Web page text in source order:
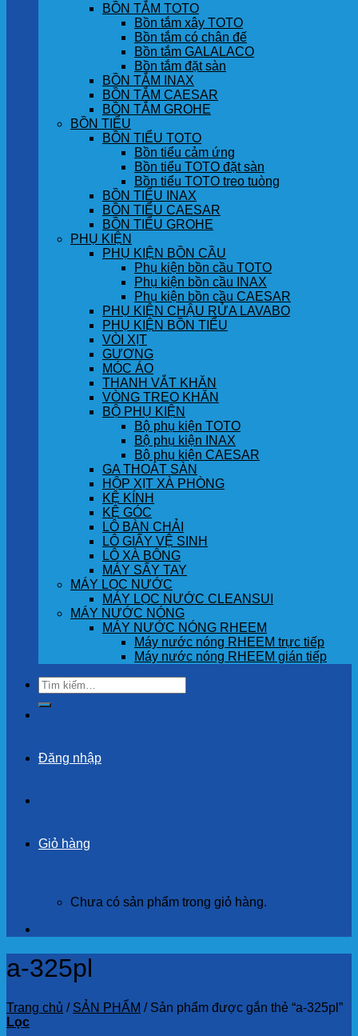
BỒN TẮM TOTO
Bồn tắm xây TOTO
Bồn tắm có chân đế
Bồn tắm GALALACO
Bồn tắm đặt sàn
BỒN TẮM INAX
BỒN TẮM CAESAR
BỒN TẮM GROHE
BỒN TIỂU
BỒN TIỂU TOTO
Bồn tiểu cảm ứng
Bồn tiểu TOTO đặt sàn
Bồn tiểu TOTO treo tuòng
BỒN TIỂU INAX
BỒN TIỂU CAESAR
BỒN TIỂU GROHE
PHỤ KIỆN
PHỤ KIỆN BỒN CẦU
Phụ kiện bồn cầu TOTO
Phụ kiện bồn cầu INAX
Phụ kiện bồn cầu CAESAR
PHỤ KIỆN CHẬU RỬA LAVABO
PHỤ KIỆN BỒN TIỂU
VÒI XỊT
GƯƠNG
MÓC ÁO
THANH VẮT KHĂN
VÒNG TREO KHĂN
BỘ PHỤ KIỆN
Bộ phụ kiện TOTO
Bộ phụ kiện INAX
Bộ phụ kiện CAESAR
GA THOÁT SÀN
HỘP XỊT XÀ PHÒNG
KỆ KÍNH
KỆ GÓC
LÔ BÀN CHẢI
LÔ GIẤY VỆ SINH
LÔ XÀ BÔNG
MÁY SẤY TAY
MÁY LỌC NƯỚC
MÁY LỌC NƯỚC CLEANSUI
MÁY NƯỚC NÓNG
MÁY NƯỚC NÓNG RHEEM
Máy nước nóng RHEEM trực tiếp
Máy nước nóng RHEEM gián tiếp
Tìm
kiếm:
Đăng nhập
Giỏ hàng
Chưa có sản phẩm trong giỏ hàng.
a-325pl
Trang chủ / SẢN PHẨM /Sản phẩm được gắn thẻ “a-325pl”
Lọc